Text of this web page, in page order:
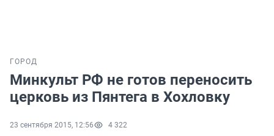
ГОРОД
Минкульт РФ не готов переносить
церковь из Пянтега в Хохловку
23 сентября 2015, 12:56 4 322